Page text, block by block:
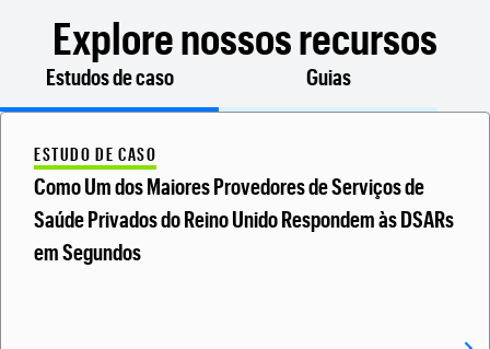
Explore nossos recursos
Estudos de caso Guias
ESTUDO DE CASO
Como Um dos Maiores Provedores de Serviços de
Saúde Privados do Reino Unido Respondem às DSARs
em Segundos